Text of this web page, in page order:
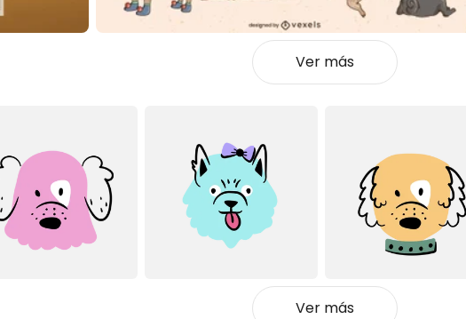
Ver más
Ver más